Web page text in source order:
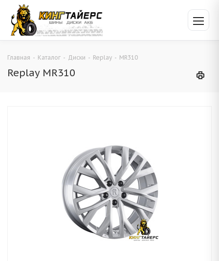
Главная - Каталог - Диски - Replay - MR310
Replay MR310